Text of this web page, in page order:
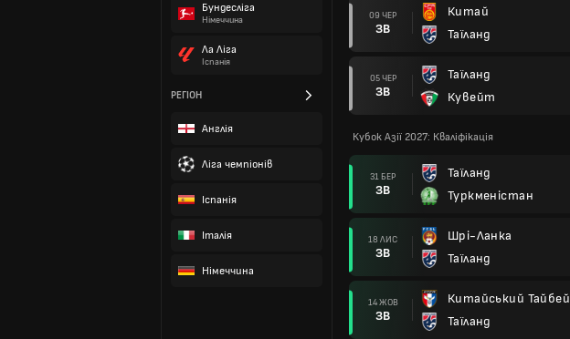
Бундесліга
Німеччина
Ла Ліга
Іспанія
РЕГІОН
Англія
Ліга чемпіонів
Іспанія
Італія
Німеччина
09 ЧЕР
ЗВ
Китай
Таїланд
05 ЧЕР
ЗВ
Таїланд
Кувейт
Кубок Азії 2027: Кваліфікація
31 БЕР
ЗВ
Таїланд
Туркменістан
18 ЛИС
ЗВ
Шрі-Ланка
Таїланд
14 ЖОВ
ЗВ
Китайський Тайбей
Таїланд